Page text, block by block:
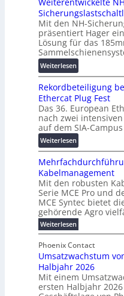
a
l
e
T
r
a
n
s
p
a
r
e
n
z
a
u
:
F
o
r
s
h
u
n
g
s
f
r
d
e
r
u
n
g
b
r
a
u
c
o
l
t
a
-
X
2
0
2
7
w
i
r
d
z
u
m
E
n
e
r
g
u
b
f
Weiterentwickelte
Mit den NH-
präsentiert Hager
Lösung für das
Weiterlesen:
W
e
i
t
e
r
e
n
t
w
i
c
k
e
l
e
N
H
-
S
Rekordbeteiligung
Ethercat Plug Fest
Das 36. European
nach zwei
auf dem SIA-
Weiterlesen:
R
e
k
o
r
d
b
e
t
e
i
l
i
g
Kabelmanagement
Mit den robusten
Serie MCE Pro und
MCE Syntec bietet
gehörende Agro
Weiterlesen:
M
h
r
f
a
c
h
Phoenix Contact
Umsatzwachstum
Halbjahr 2026
Mit einem
ersten Halbjahr